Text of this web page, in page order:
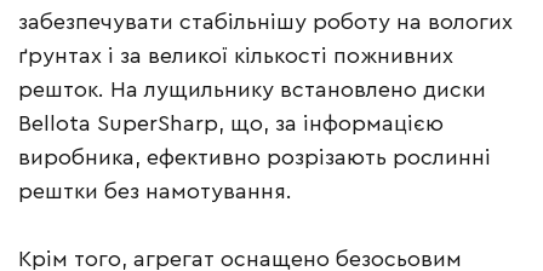
забезпечувати стабільнішу роботу на вологих
ґрунтах і за великої кількості пожнивних
решток. На лущильнику встановлено диски
Bellota SuperSharp, що, за інформацією
виробника, ефективно розрізають рослинні
рештки без намотування.
Крім того, агрегат оснащено безосьовим